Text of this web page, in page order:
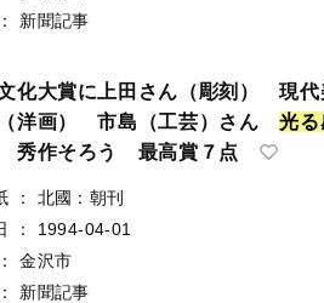
： 新聞記事
化大賞に上田さん（彫刻） 現
（洋画） 市島（工芸）さん光る
秀作そろう 最高賞７点
：
北國：朝刊
：
1994-04-01
：
金沢市
： 新聞記事